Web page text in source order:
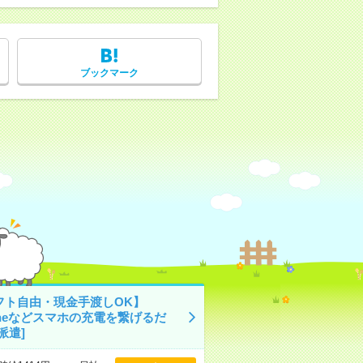
ブックマーク
ト自由・現金手渡しOK】
などスマホの充電を繋げるだ
遣]